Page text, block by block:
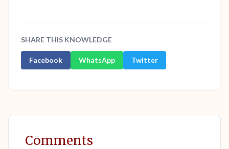
SHARE THIS KNOWLEDGE
Facebook WhatsApp Twitter
Comments